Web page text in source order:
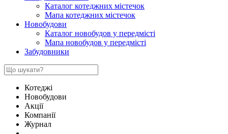
Каталог котеджних містечок
Мапа котеджних містечок
Новобудови
Каталог новобудов у передмісті
Мапа новобудов у передмісті
Забудовники
Котеджі
Новобудови
Акції
Компанії
Журнал